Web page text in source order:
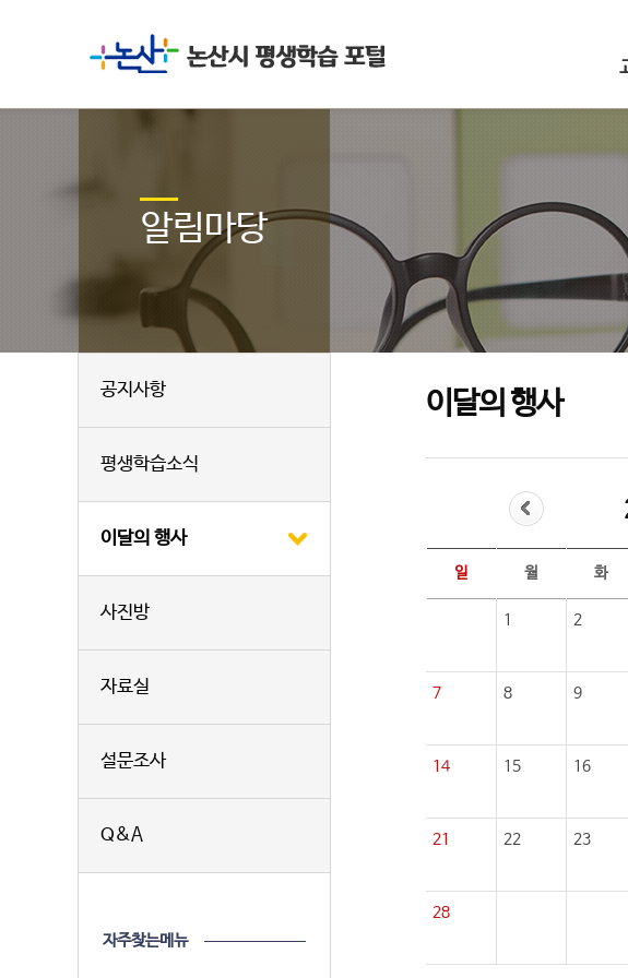
알림마당
공지사항
평생학습소식
이달의 행사
사진방
자료실
설문조사
Q&A
자주찾는메뉴
이달의 행사
일 월 화
1 2
7 8 9
14 15 16
21 22 23
28